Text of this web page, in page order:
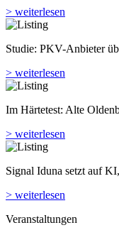
> weiterlesen
Studie: PKV-Anbieter
> weiterlesen
Im Härtetest: Alte
> weiterlesen
Signal Iduna setzt auf
> weiterlesen
Veranstaltungen